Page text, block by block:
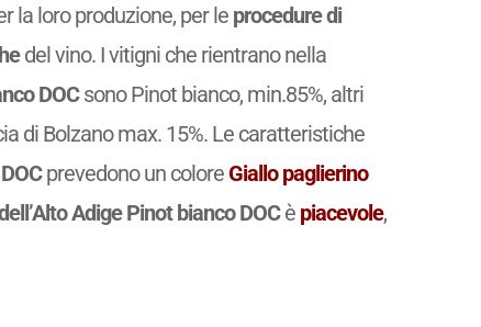
la loro produzione, per le procedure di
del vino. I vitigni che rientrano nella
DOCsono Pinot bianco, min.85%, altri
di Bolzano max. 15%. Le caratteristiche
prevedono un colore Giallo paglierino
Adige Pinot bianco DOCè piacevole,